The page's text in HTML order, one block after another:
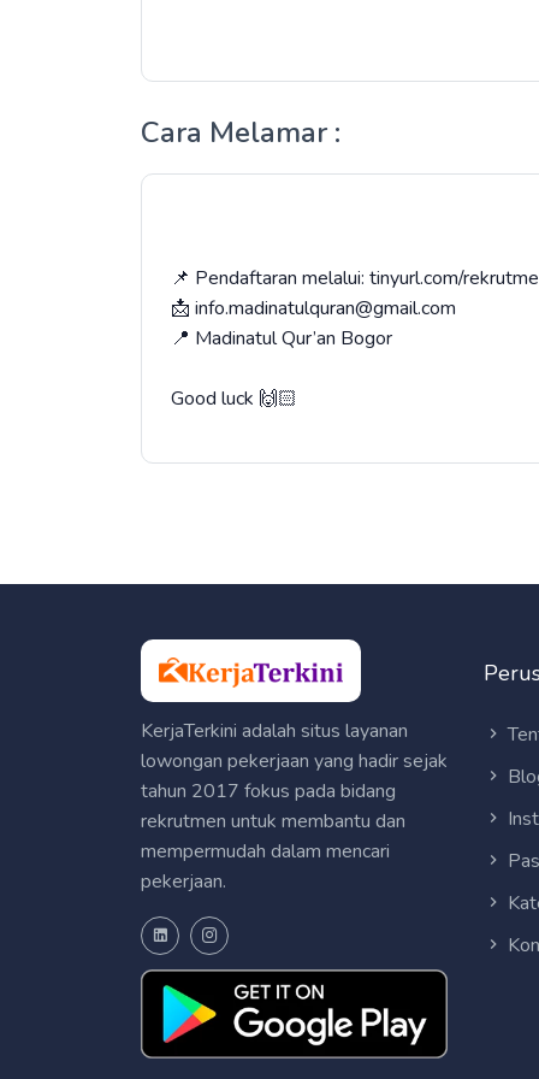
Cara Melamar :
📌 Pendaftaran melalui: tinyurl.com/
📩 info.madinatulquran@gmail.com
📍 Madinatul Qur’an Bogor
Good luck 🙌🏻
KerjaTerkini adalah situs layanan
lowongan pekerjaan yang hadir sejak
tahun 2017 fokus pada bidang
rekrutmen untuk membantu dan
mempermudah dalam mencari
pekerjaan.